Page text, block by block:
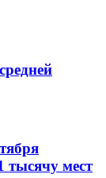
тысячу мест